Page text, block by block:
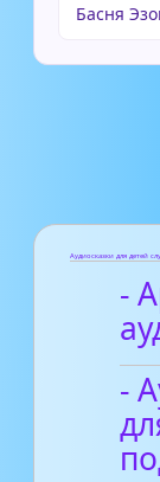
Басня
Аудиосказки для детей
-
-